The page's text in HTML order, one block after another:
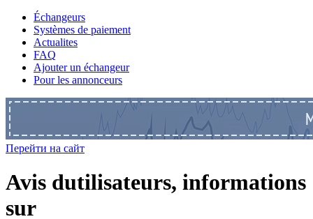
Échangeurs
Systèmes de paiement
Actualites
FAQ
Ajouter un échangeur
Pour les annonceurs
Перейти на сайт
Avis dutilisateurs, informations
sur